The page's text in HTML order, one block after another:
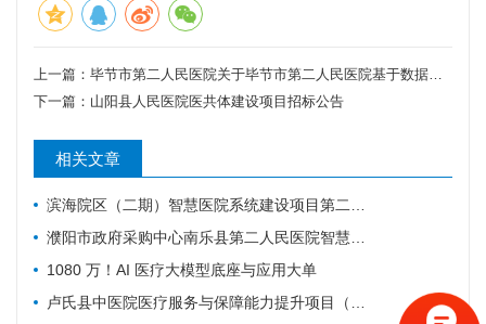
上一篇： 毕节市第二人民医院关于毕节市第二人民医院基于数据治理的智慧医院信息化建设项目的公开招标公告
下一篇： 山阳县人民医院医共体建设项目招标公告
相关文章
滨海院区（二期）智慧医院系统建设项目第二阶段重症、麻醉建设公开招标招标公告
濮阳市政府采购中心南乐县第二人民医院智慧医院及医疗设备采购项目（二次）公开招标公告
1080 万！AI 医疗大模型底座与应用大单
卢氏县中医院医疗服务与保障能力提升项目（智慧医院信息平台升级改造）第一批项目-流标公告